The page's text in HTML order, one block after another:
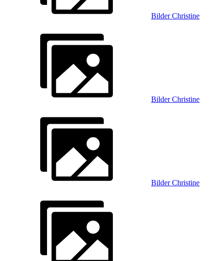
Bilder Christine
Bilder Christine
Bilder Christine